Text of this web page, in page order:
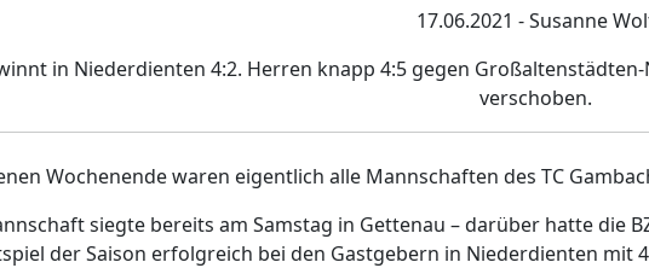
17.06.2021 - Susanne
in Niederdienten 4:2. Herren knapp 4:5 gegen
verschoben.
Wochenende waren eigentlich alle Mannschaften des TC
siegte bereits am Samstag in Gettenau – darüber hatte die
der Saison erfolgreich bei den Gastgebern in Niederdienten mit